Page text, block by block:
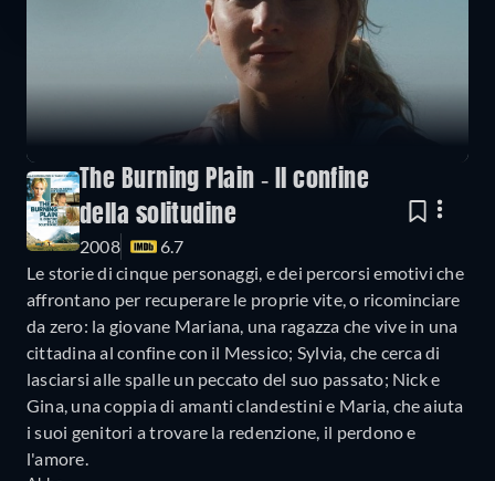
The Burning Plain - Il confine
della solitudine
2008
6.7
Le storie di cinque personaggi, e dei percorsi emotivi che
affrontano per recuperare le proprie vite, o ricominciare
da zero: la giovane Mariana, una ragazza che vive in una
cittadina al confine con il Messico; Sylvia, che cerca di
lasciarsi alle spalle un peccato del suo passato; Nick e
Gina, una coppia di amanti clandestini e Maria, che aiuta
i suoi genitori a trovare la redenzione, il perdono e
l'amore.